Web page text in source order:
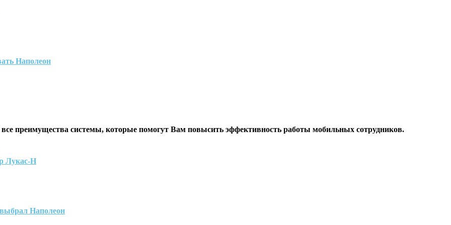
Наполеон
Лукас-Н
Наполеон
все преимущества системы, которые помогут Вам повысить эффективность работы мобильных сотрудников.